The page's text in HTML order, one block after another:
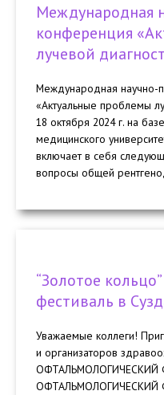
Международная
конференция
лучевой
Международная научно-
«Актуальные проблемы
18 октября 2024 г. на
медицинского
включает в себя
вопросы общей
“Золотое
фестиваль в
Уважаемые коллеги!
и организаторов
ОФТАЛЬМОЛОГИЧЕСКИЙ
ОФТАЛЬМОЛОГИЧЕСКИЙ